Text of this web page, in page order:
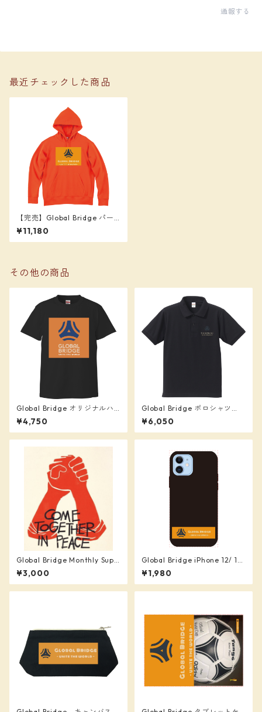
通報する
最近チェックした商品
【完売】Global Bridge パー
カー (オレンジ)、背番号7、
サイズ2XL
¥11,180
その他の商品
Global Bridge オリジナルハ
イクオリティーTシャツ
¥4,750
Global Bridge ポロシャツ
（ネイビー#7）
¥6,050
Global Bridge Monthly Supp
orter (¥3,000)
¥3,000
Global Bridge iPhone 12/ 12
Pro クリアパネルラバーケー
ス
¥1,980